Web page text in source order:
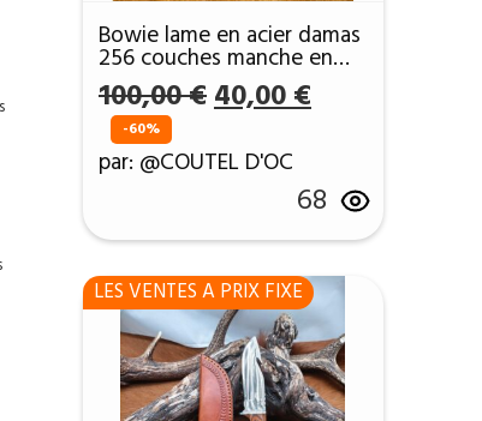
Bowie lame en acier damas
256 couches manche en
Micarta DM14
100,00€ Le
initial
était :
100,00 €.
40,00€Le
est :
40,00 €.
-60%
par: @COUTEL D'OC
68
LES VENTES A PRIX FIXE